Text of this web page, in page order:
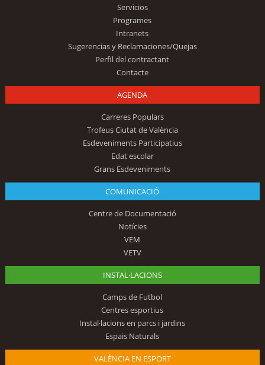
Servicios
Programes
Intranets
Sugerencias y Reclamaciones/Quejas
Perfil del contractant
Contacte
AGENDA
Carreres Populars
Trofeus Ciutat de València
Esdeveniments Participatius
Edat escolar
Grans Esdeveniments
COMUNICACIÓ
Centre de Documentació
Notícies
VEM
VETV
INSTAL·LACIONS
Camps de Futbol
Centres esportius
Instal·lacions en parcs i jardins
Espais Naturals
VALÈNCIA EN ESPORT